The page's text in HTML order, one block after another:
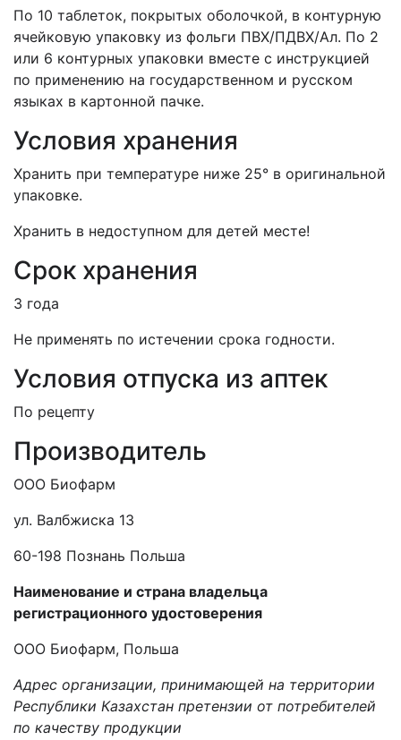
По 10 таблеток, покрытых оболочкой, в контурную
ячейковую упаковку из фольги ПВХ/ПДВХ/Ал. По 2
или 6 контурных упаковки вместе с инструкцией
по применению на государственном и русском
языках в картонной пачке.
Условия хранения
Хранить при температуре ниже 25° в оригинальной
упаковке.
Хранить в недоступном для детей месте!
Срок хранения
3 года
Не применять по истечении срока годности.
Условия отпуска из аптек
По рецепту
Производитель
ООО Биофарм
ул. Валбжиска 13
60-198 Познань Польша
Наименование и страна владельца
регистрационного удостоверения
ООО Биофарм, Польша
Адрес организации, принимающей на территории
Республики Казахстан претензии от потребителей
по качеству продукции